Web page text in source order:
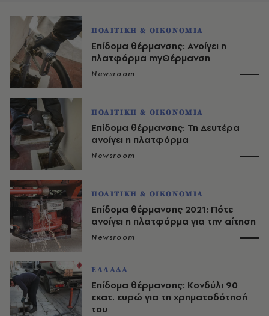
ΠΟΛΙΤΙΚΗ & ΟΙΚΟΝΟΜΙΑ
Επίδομα θέρμανσης: Aνοίγει η
πλατφόρμα myΘέρμανση
Newsroom
ΠΟΛΙΤΙΚΗ & ΟΙΚΟΝΟΜΙΑ
Επίδομα θέρμανσης: Τη Δευτέρα
ανοίγει η πλατφόρμα
Newsroom
ΠΟΛΙΤΙΚΗ & ΟΙΚΟΝΟΜΙΑ
Επίδομα θέρμανσης 2021: Πότε
ανοίγει η πλατφόρμα για την αίτηση
Newsroom
ΕΛΛΑΔΑ
Επίδομα θέρμανσης: Κονδύλι 90
εκατ. ευρώ για τη χρηματοδότησή
του